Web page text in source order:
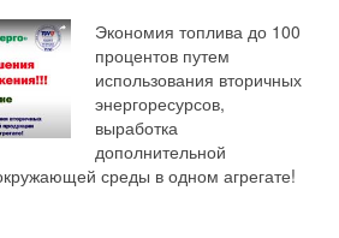
Экономия топлива до 100
процентов путем
использования вторичных
энергоресурсов,
выработка
дополнительной
среды в одном агрегате!